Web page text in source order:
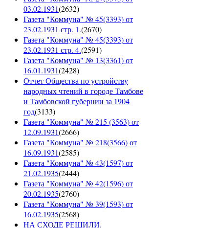
03.02.1931(2632)
Газета "Коммуна" № 45(3393) от
23.02.1931 стр. 1.(2670)
Газета "Коммуна" № 45(3393) от
23.02.1931 стр. 4.(2591)
Газета "Коммуна" № 13(3361) от
16.01.1931(2428)
Отчет Общества по устройству
народных чтений в городе Тамбове
и Тамбовской губернии за 1904
год(3133)
Газета "Коммуна" № 215 (3563) от
12.09.1931(2666)
Газета "Коммуна" № 218(3566) от
16.09.1931(2585)
Газета "Коммуна" № 43(1597) от
21.02.1935(2444)
Газета "Коммуна" № 42(1596) от
20.02.1935(2760)
Газета "Коммуна" № 39(1593) от
16.02.1935(2568)
НА СХОДЕ РЕШИЛИ.